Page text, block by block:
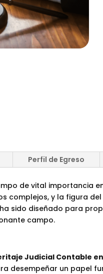
Perfil de Egreso
de vital importancia
complejos, y la figura
sido diseñado para
campo.
Judicial Contable
desempeñar un papel